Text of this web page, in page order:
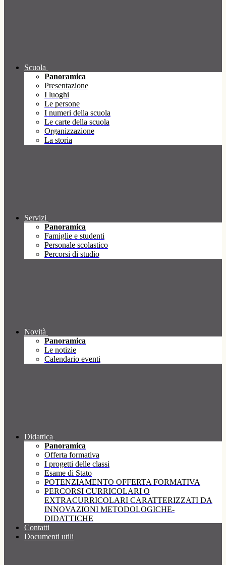
Scuola
Panoramica
Presentazione
I luoghi
Le persone
I numeri della scuola
Le carte della scuola
Organizzazione
La storia
Servizi
Panoramica
Famiglie e studenti
Personale scolastico
Percorsi di studio
Novità
Panoramica
Le notizie
Calendario eventi
Didattica
Panoramica
Offerta formativa
I progetti delle classi
Esame di Stato
POTENZIAMENTO OFFERTA FORMATIVA
PERCORSI CURRICOLARI O
EXTRACURRICOLARI CARATTERIZZATI DA
INNOVAZIONI METODOLOGICHE-
DIDATTICHE
Contatti
Documenti utili